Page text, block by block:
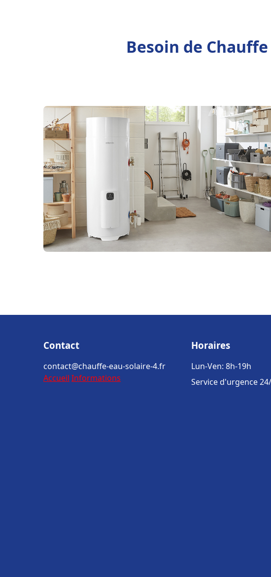
Besoin de
Contact
contact@chauffe-eau-solaire-4.fr
Accueil Informations
Horaires
Lun-Ven: 8h-19h
Service d'urgence